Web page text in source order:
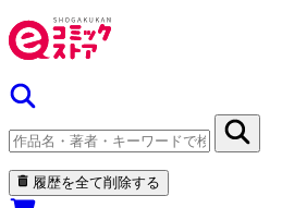
履歴を全て削除する